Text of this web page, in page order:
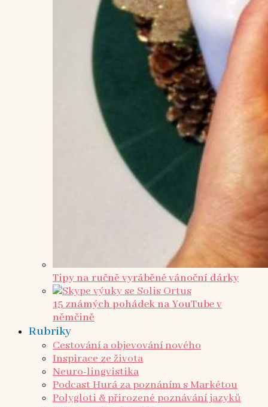
Tipy na ručně vyráběné vánoční dárky
15 známých pohádek na YouTube v
němčině
Rubriky
Cestování a objevování nového
Inspirace ze života
Neuro-lingvistika
Podcast Hurá za poznáním s Markétou
Polygloti & přirozené poznávání jazyků